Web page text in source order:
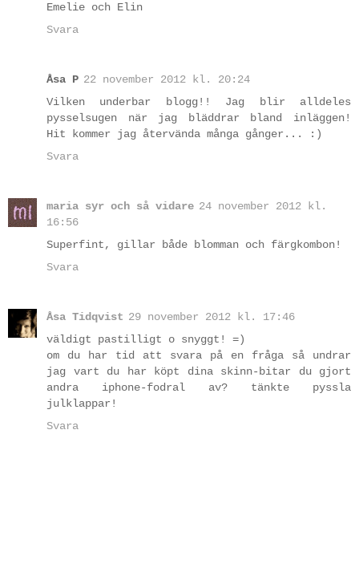
Emelie och Elin
Svara
Åsa P 22 november 2012 kl. 20:24
Vilken underbar blogg!! Jag blir alldeles
pysselsugen när jag bläddrar bland inläggen!
Hit kommer jag återvända många gånger... :)
Svara
maria syr och så vidare 24 november 2012 kl.
16:56
Superfint, gillar både blomman och färgkombon!
Svara
Åsa Tidqvist 29 november 2012 kl. 17:46
väldigt pastilligt o snyggt! =)
om du har tid att svara på en fråga så undrar
jag vart du har köpt dina skinn-bitar du gjort
andra iphone-fodral av? tänkte pyssla
julklappar!
Svara